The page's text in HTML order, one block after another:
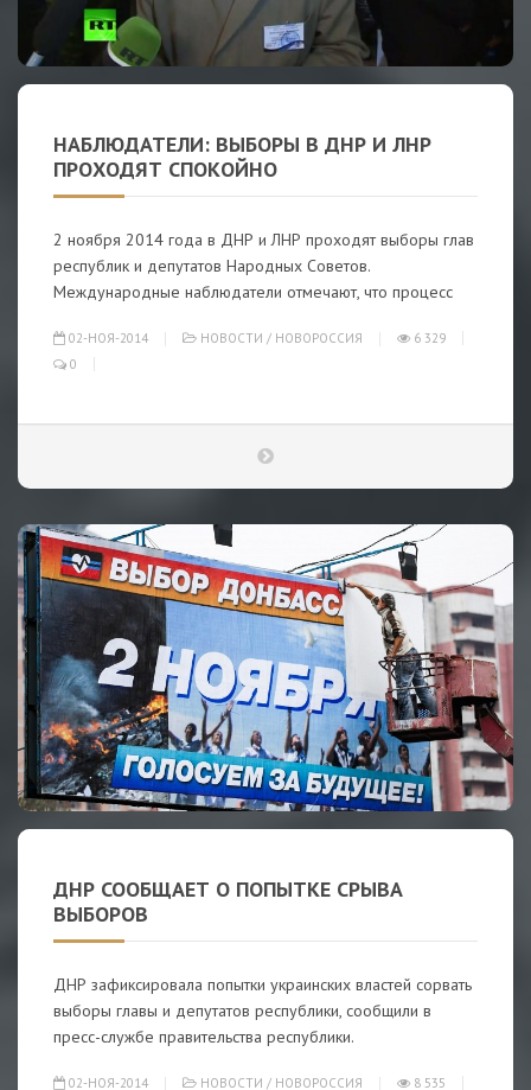
НАБЛЮДАТЕЛИ: ВЫБОРЫ В ДНР И ЛНР
ПРОХОДЯТ СПОКОЙНО
2 ноября 2014 года в ДНР и ЛНР проходят выборы глав
республик и депутатов Народных Советов.
Международные наблюдатели отмечают, что процесс
02-НОЯ-2014 НОВОСТИ / НОВОРОССИЯ
6 329
0
ДНР СООБЩАЕТ О ПОПЫТКЕ СРЫВА
ВЫБОРОВ
ДНР зафиксировала попытки украинских властей сорвать
выборы главы и депутатов республики, сообщили в
пресс-службе правительства республики.
02-НОЯ-2014 НОВОСТИ / НОВОРОССИЯ 8 535